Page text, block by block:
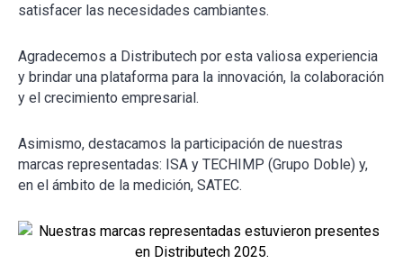
satisfacer las necesidades cambiantes.
Agradecemos a Distributech por esta valiosa experiencia
y brindar una plataforma para la innovación, la colaboración
y el crecimiento empresarial.
Asimismo, destacamos la participación de nuestras
marcas representadas: ISA y TECHIMP (Grupo Doble) y,
en el ámbito de la medición, SATEC.